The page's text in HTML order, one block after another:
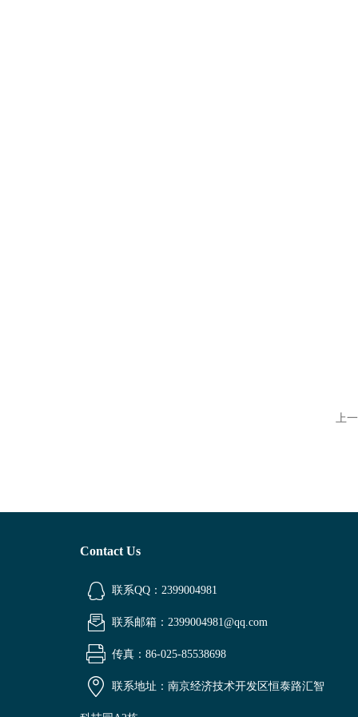
上
Contact Us
联系QQ：2399004981
联系邮箱：2399004981@qq.com
传真：86-025-85538698
联系地址：南京经济技术开发区恒泰路汇智